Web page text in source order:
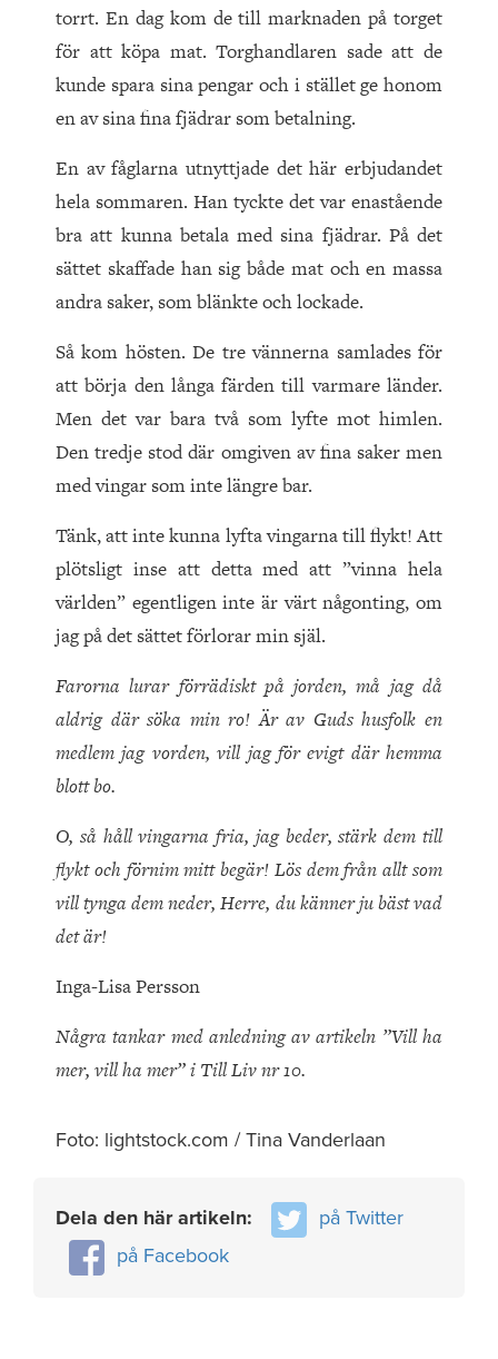
torrt. En dag kom de till marknaden på torget
för att köpa mat. Torghandlaren sade att de
kunde spara sina pengar och i stället ge honom
en av sina fina fjädrar som betalning.
En av fåglarna utnyttjade det här erbjudandet
hela sommaren. Han tyckte det var enastående
bra att kunna betala med sina fjädrar. På det
sättet skaffade han sig både mat och en massa
andra saker, som blänkte och lockade.
Så kom hösten. De tre vännerna samlades för
att börja den långa färden till varmare länder.
Men det var bara två som lyfte mot himlen.
Den tredje stod där omgiven av fina saker men
med vingar som inte längre bar.
Tänk, att inte kunna lyfta vingarna till flykt! Att
plötsligt inse att detta med att ”vinna hela
världen” egentligen inte är värt någonting, om
jag på det sättet förlorar min själ.
Farorna lurar förrädiskt på jorden, må jag då
aldrig där söka min ro! Är av Guds husfolk en
medlem jag vorden, vill jag för evigt där hemma
blott bo.
O, så håll vingarna fria, jag beder, stärk dem till
flykt och förnim mitt begär! Lös dem från allt som
vill tynga dem neder, Herre, du känner ju bäst vad
det är!
Inga-Lisa Persson
Några tankar med anledning av artikeln ”Vill ha
mer, vill ha mer” i Till Liv nr 10.
Foto: lightstock.com / Tina Vanderlaan
Dela den här artikeln:
på Twitter
på Facebook